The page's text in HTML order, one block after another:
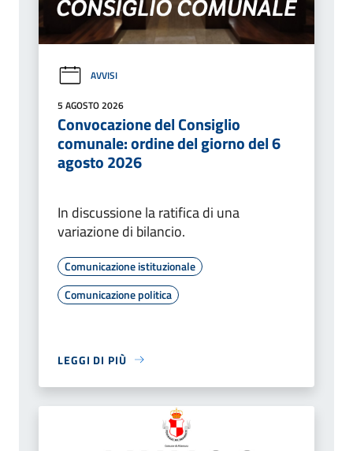
AVVISI
5 AGOSTO 2026
Convocazione del Consiglio
comunale: ordine del giorno del 6
agosto 2026
In discussione la ratifica di una
variazione di bilancio.
Comunicazione istituzionale
Comunicazione politica
LEGGI DI PIÙ